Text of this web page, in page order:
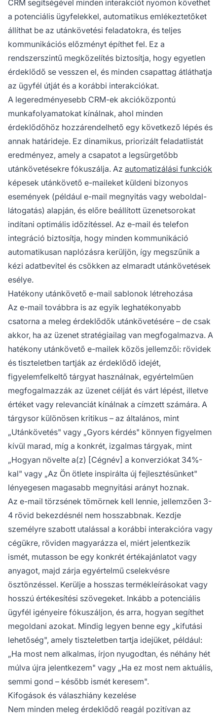
CRM segítségével minden interakciót nyomon követhet
a potenciális ügyfelekkel, automatikus emlékeztetőket
állíthat be az utánkövetési feladatokra, és teljes
kommunikációs előzményt építhet fel. Ez a
rendszerszintű megközelítés biztosítja, hogy egyetlen
érdeklődő se vesszen el, és minden csapattag átláthatja
az ügyfél útját és a korábbi interakciókat.
A legeredményesebb CRM-ek akcióközpontú
munkafolyamatokat kínálnak, ahol minden
érdeklődőhöz hozzárendelhető egy következő lépés és
annak határideje. Ez dinamikus, priorizált feladatlistát
eredményez, amely a csapatot a legsürgetőbb
utánkövetésekre fókuszálja. Az automatizálási funkciók
képesek utánkövető e-maileket küldeni bizonyos
események (például e-mail megnyitás vagy weboldal-
látogatás) alapján, és előre beállított üzenetsorokat
indítani optimális időzítéssel. Az e-mail és telefon
integráció biztosítja, hogy minden kommunikáció
automatikusan naplózásra kerüljön, így megszűnik a
kézi adatbevitel és csökken az elmaradt utánkövetések
esélye.
Hatékony utánkövető e-mail sablonok létrehozása
Az e-mail továbbra is az egyik leghatékonyabb
csatorna a meleg érdeklődők utánkövetésére – de csak
akkor, ha az üzenet stratégiailag van megfogalmazva. A
hatékony utánkövető e-mailek közös jellemzői: rövidek
és tiszteletben tartják az érdeklődő idejét,
figyelemfelkeltő tárgyat használnak, egyértelműen
megfogalmazzák az üzenet célját és várt lépést, illetve
értéket vagy relevanciát kínálnak a címzett számára. A
tárgysor különösen kritikus – az általános, mint
„Utánkövetés" vagy „Gyors kérdés" könnyen figyelmen
kívül marad, míg a konkrét, izgalmas tárgyak, mint
„Hogyan növelte a(z) [Cégnév] a konverziókat 34%-
kal" vagy „Az Ön ötlete inspirálta új fejlesztésünket"
lényegesen magasabb megnyitási arányt hoznak.
Az e-mail törzsének tömörnek kell lennie, jellemzően 3-
4 rövid bekezdésnél nem hosszabbnak. Kezdje
személyre szabott utalással a korábbi interakcióra vagy
cégükre, röviden magyarázza el, miért jelentkezik
ismét, mutasson be egy konkrét értékajánlatot vagy
anyagot, majd zárja egyértelmű cselekvésre
ösztönzéssel. Kerülje a hosszas termékleírásokat vagy
hosszú értékesítési szövegeket. Inkább a potenciális
ügyfél igényeire fókuszáljon, és arra, hogyan segíthet
megoldani azokat. Mindig legyen benne egy „kifutási
lehetőség", amely tiszteletben tartja idejüket, például:
„Ha most nem alkalmas, írjon nyugodtan, és néhány hét
múlva újra jelentkezem" vagy „Ha ez most nem aktuális,
semmi gond – később ismét keresem".
Kifogások és válaszhiány kezelése
Nem minden meleg érdeklődő reagál pozitívan az